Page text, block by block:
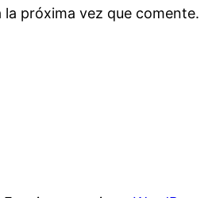
próxima vez que comente.